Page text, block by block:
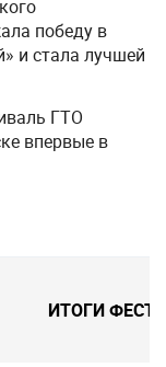
победу в
и стала лучшей
ГТО
впервые в
ИТОГИ